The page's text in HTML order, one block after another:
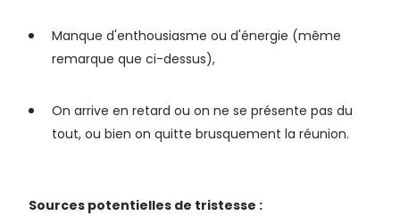
Manque d'enthousiasme ou d'énergie (même
remarque que ci-dessus),
On arrive en retard ou on ne se présente pas du
tout, ou bien on quitte brusquement la réunion.
Sources potentielles de tristesse :